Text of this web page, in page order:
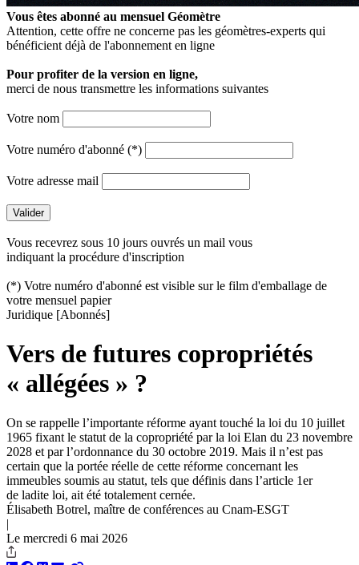
Vous êtes abonné au mensuel Géomètre
Attention, cette offre ne concerne pas les géomètres-experts qui
bénéficient déjà de l'abonnement en ligne
Pour profiter de la version en ligne,
merci de nous transmettre les informations suivantes
Votre nom
Votre numéro d'abonné (*)
Votre adresse mail
Vous recevrez sous 10 jours ouvrés un mail vous
indiquant la procédure d'inscription
(*) Votre numéro d'abonné est visible sur le film d'emballage de
votre mensuel papier
Juridique [Abonnés]
Vers de futures copropriétés
« allégées » ?
On se rappelle l’importante réforme ayant touché la loi du 10 juillet
1965 fixant le statut de la copropriété par la loi Elan du 23 novembre
2028 et par l’ordonnance du 30 octobre 2019. Mais il n’est pas
certain que la portée réelle de cette réforme concernant les
immeubles soumis au statut, tels que définis dans l’article 1er
de ladite loi, ait été totalement cernée.
Élisabeth Botrel, maître de conférences au Cnam-ESGT
|
Le mercredi 6 mai 2026